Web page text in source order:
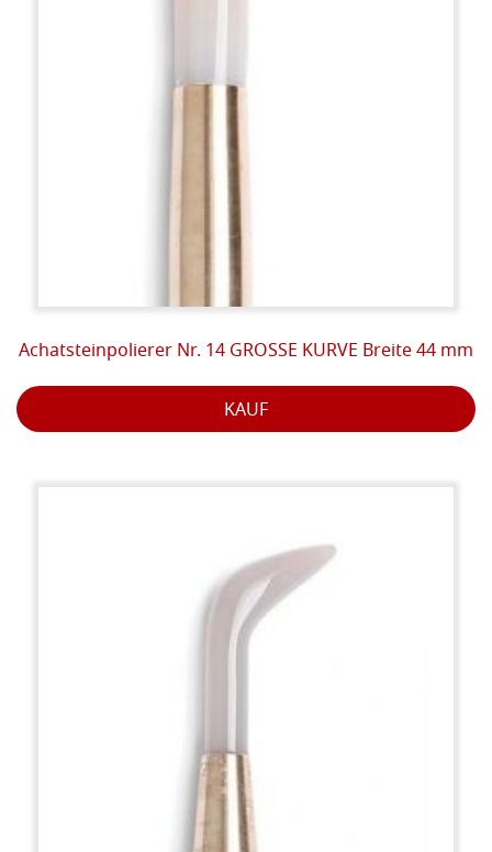
Achatsteinpolierer Nr. 14 GROSSE KURVE Breite 44 mm
KAUF